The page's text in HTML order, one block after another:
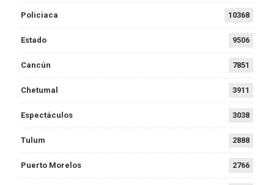
Policiaca 10368
Estado 9506
Cancún 7851
Chetumal 3911
Espectáculos 3038
Tulum 2888
Puerto Morelos 2766